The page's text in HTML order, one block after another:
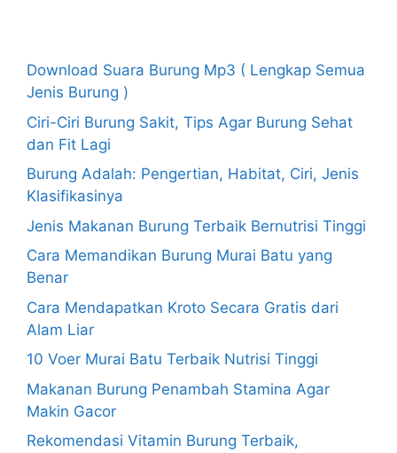
Download Suara Burung Mp3 ( Lengkap Semua
Jenis Burung )
Ciri-Ciri Burung Sakit, Tips Agar Burung Sehat
dan Fit Lagi
Burung Adalah: Pengertian, Habitat, Ciri, Jenis
Klasifikasinya
Jenis Makanan Burung Terbaik Bernutrisi Tinggi
Cara Memandikan Burung Murai Batu yang
Benar
Cara Mendapatkan Kroto Secara Gratis dari
Alam Liar
10 Voer Murai Batu Terbaik Nutrisi Tinggi
Makanan Burung Penambah Stamina Agar
Makin Gacor
Rekomendasi Vitamin Burung Terbaik,